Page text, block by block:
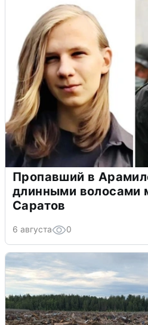
Пропавший в
длинными волосами
Саратов
6 августа 0